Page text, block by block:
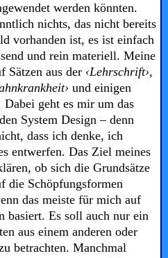
werden könnten.
nichts, das nicht bereits
vorhanden ist, es ist einfach
und rein materiell. Meine
Sätzen aus der ‹Lehrschrift›,
und einigen
Dabei geht es mir um das
System Design – denn
dass ich denke, ich
entwerfen. Das Ziel meines
ob sich die Grundsätze
die Schöpfungsformen
das meiste für mich auf
basiert. Es soll auch nur ein
aus einem anderen oder
betrachten. Manchmal